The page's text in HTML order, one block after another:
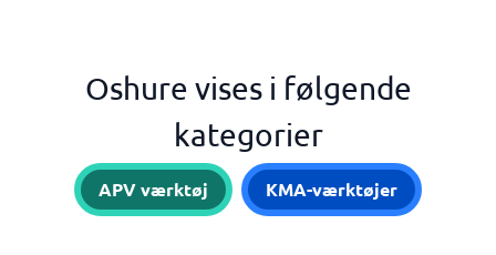
Oshure vises i følgende
kategorier
APV værktøj KMA-værktøjer